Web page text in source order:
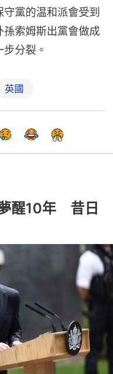
黨的温和派會受到
索姆斯出黨會做成
分裂。
英國
醒10年 昔日